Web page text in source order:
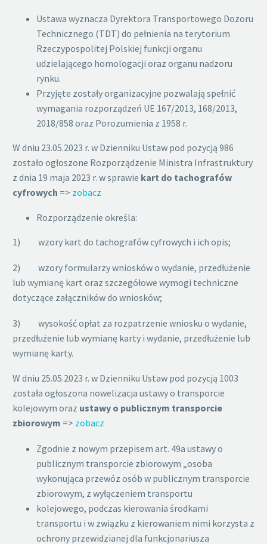
Ustawa wyznacza Dyrektora Transportowego Dozoru
Technicznego (TDT) do pełnienia na terytorium
Rzeczypospolitej Polskiej funkcji organu
udzielającego homologacji oraz organu nadzoru
rynku.
Przyjęte zostały organizacyjne pozwalają spełnić
wymagania rozporządzeń UE 167/2013, 168/2013,
2018/858 oraz Porozumienia z 1958 r.
W dniu 23.05.2023 r. w Dzienniku Ustaw pod pozycją 986
zostało ogłoszone Rozporządzenie Ministra Infrastruktury
z dnia 19 maja 2023 r. w sprawie kart do tachografów
cyfrowych => zobacz
Rozporządzenie określa:
1) wzory kart do tachografów cyfrowych i ich opis;
2) wzory formularzy wniosków o wydanie, przedłużenie
lub wymianę kart oraz szczegółowe wymogi techniczne
dotyczące załączników do wniosków;
3) wysokość opłat za rozpatrzenie wniosku o wydanie,
przedłużenie lub wymianę karty i wydanie, przedłużenie lub
wymianę karty.
W dniu 25.05.2023 r. w Dzienniku Ustaw pod pozycją 1003
została ogłoszona nowelizacja ustawy o transporcie
kolejowym oraz ustawy o publicznym transporcie
zbiorowym => zobacz
Zgodnie z nowym przepisem art. 49a ustawy o
publicznym transporcie zbiorowym „osoba
wykonująca przewóz osób w publicznym transporcie
zbiorowym, z wyłączeniem transportu
kolejowego, podczas kierowania środkami
transportu i w związku z kierowaniem nimi korzysta z
ochrony przewidzianej dla funkcjonariusza